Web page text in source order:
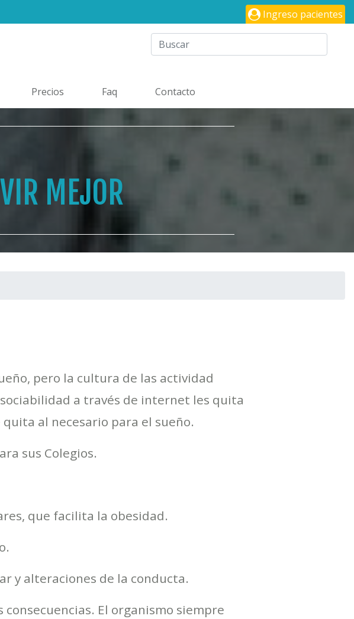
Ingreso pacientes
Precios Faq Contacto
MEJOR
pero la cultura de las actividad
a través de internet les quita
al necesario para el sueño.
sus Colegios.
que facilita la obesidad.
y alteraciones de la conducta.
El organismo siempre